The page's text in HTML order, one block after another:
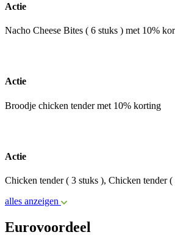
Actie
Nacho Cheese Bites ( 6 stuks ) met 10%
Actie
Broodje chicken tender met 10% korting
Actie
Chicken tender ( 3 stuks ), Chicken tender
alles anzeigen
Eurovoordeel